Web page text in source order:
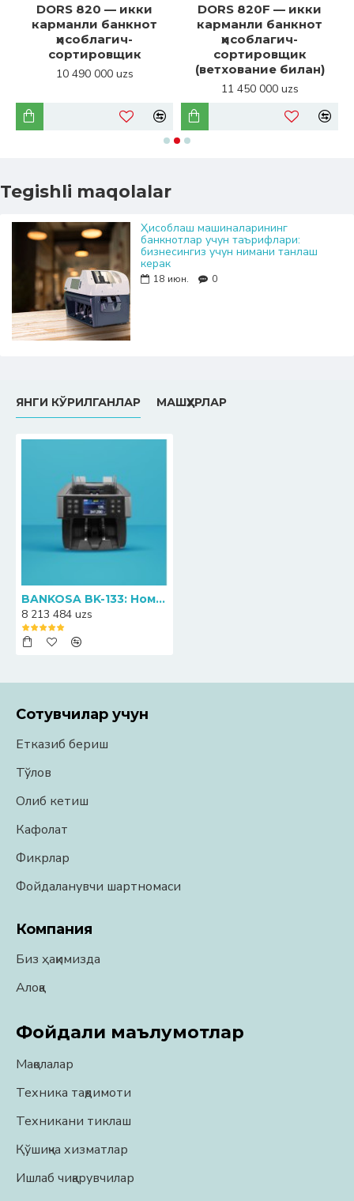
DORS 820 — икки
карманли банкнот
ҳисоблагич-
сортировщик
10 490 000 uzs
DORS 820F — икки
карманли банкнот
ҳисоблагич-
сортировщик
(ветхование билан)
11 450 000 uzs
Tegishli maqolalar
Ҳисоблаш машиналарининг
банкнотлар учун таърифлари:
бизнесингиз учун нимани танлаш
керак
18 июн. 0
ЯНГИ КЎРИЛГАНЛАР МАШҲУРЛАР
BANKOSA BK-133: Номинални аниқлаш функциясига эга ҳамёнбоп пул санагич
8 213 484 uzs
Сотувчилар учун
Етказиб бериш
Тўлов
Олиб кетиш
Кафолат
Фикрлар
Фойдаланувчи шартномаси
Компания
Биз ҳақимизда
Алоқа
Фойдали маълумотлар
Мақолалар
Техника тақдимоти
Техникани тиклаш
Қўшиқча хизматлар
Ишлаб чиқарувчилар